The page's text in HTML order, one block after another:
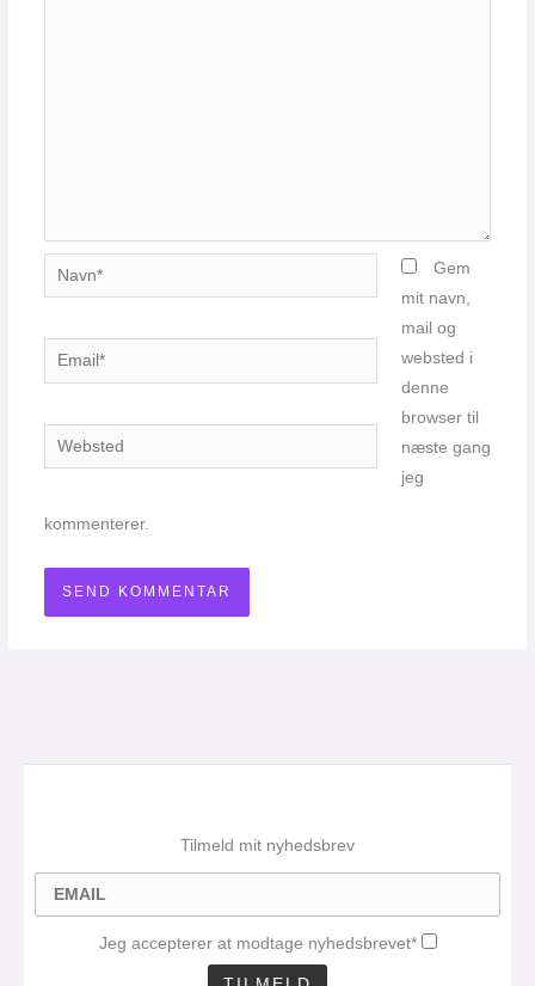
Navn*
Email*
Websted
Gem
mit navn,
mail og
websted i
denne
browser til
næste gang
jeg
kommenterer.
Tilmeld mit nyhedsbrev
Jeg accepterer at modtage nyhedsbrevet*